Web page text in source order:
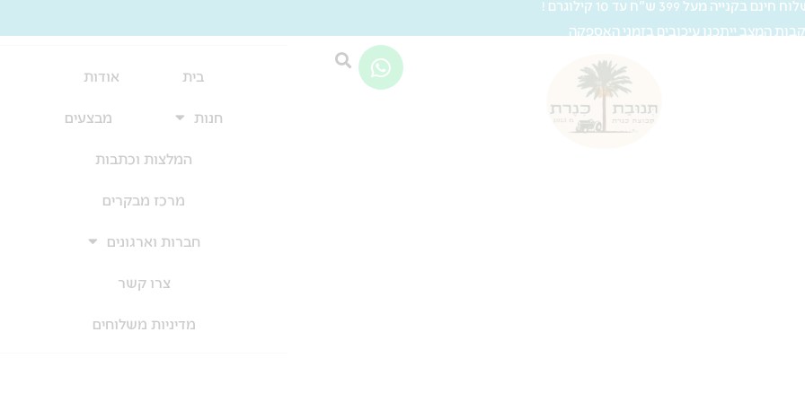
חינם בקנייה מעל 399 ש"ח עד 10 קילוגרם !
המצב ייתכנו עיכובים בזמני האספקה
W
h
בית אודות
חנות מבצעים
המלצות וכתבות
מרכז מבקרים
חברות וארגונים
צרו קשר
מדיניות משלוחים